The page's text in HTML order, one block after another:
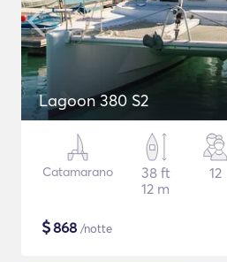
Lagoon 380 S2
Catamarano
38 ft
12 m
12
$868 /notte